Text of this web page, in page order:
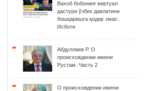
Вахоб бобонинг виртуал
дастури ўзбек давлатини
бошқаришга қодир эмас.
Исботи
Абдуллаев Р. О
происхождении имени
Рустам. Часть 2
О происхождении имени